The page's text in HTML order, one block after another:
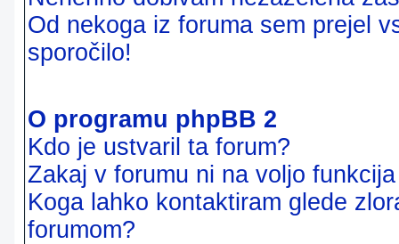
Od nekoga iz foruma sem prejel
sporočilo!
O programu phpBB 2
Kdo je ustvaril ta forum?
Zakaj v forumu ni na voljo
Koga lahko kontaktiram glede
forumom?